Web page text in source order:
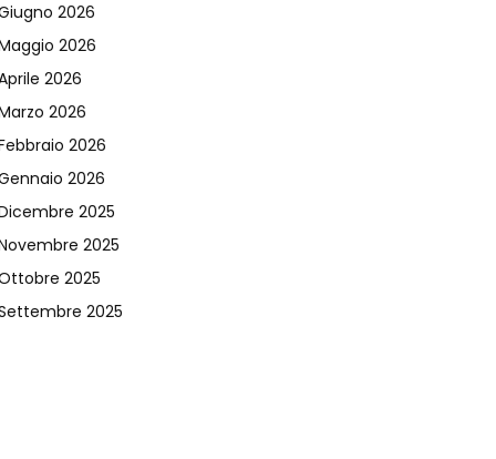
2026
2026
2026
2026
2026
2026
2025
2025
2025
2025